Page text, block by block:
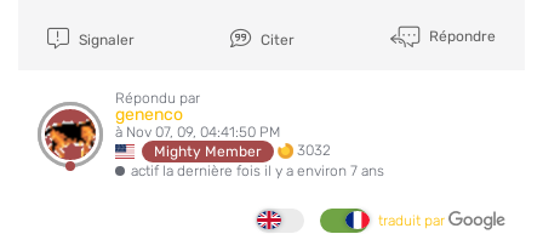
Signaler Citer Répondre
Répondu par
genenco
à Nov 07, 09, 04:41:50 PM
Mighty Member
3032
actif la dernière fois il y a environ 7 ans
traduit par